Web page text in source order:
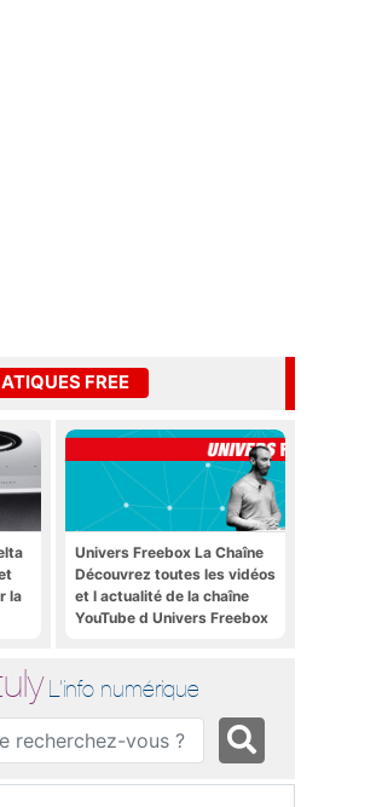
FREE
la
Univers Freebox La Chaîne
Découvrez toutes les vidéos
et l actualité de la chaîne
YouTube d Univers Freebox
L'info numérique